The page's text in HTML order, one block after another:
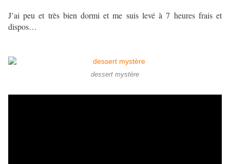
J’ai peu et très bien dormi et me suis levé à 7 heures frais et
dispos…
dessert mystère